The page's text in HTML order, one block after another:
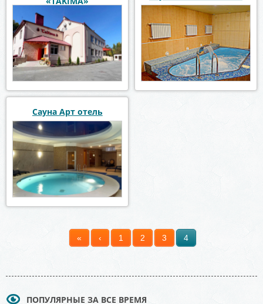
Сауна Арт отель
« ‹ 1 2 3 4
ПОПУЛЯРНЫЕ ЗА ВСЕ ВРЕМЯ